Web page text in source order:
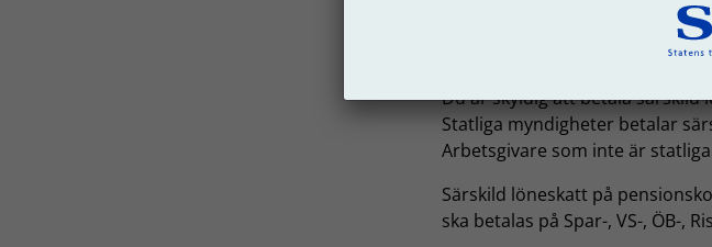
Särskild löneskatt
Du är skyldig att betala särskild
Statliga myndigheter betalar
Arbetsgivare som inte är
Särskild löneskatt på
ska betalas på Spar-, VS-, ÖB-,